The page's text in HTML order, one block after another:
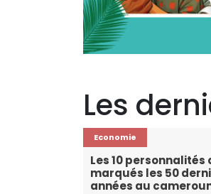
Les
Economie
Les 10 personnalités
marqués les 50
années au